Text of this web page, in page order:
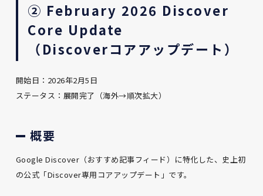
② February 2026 Discover
Core Update
（Discoverコアアップデート）
開始日：2026年2月5日
ステータス：展開完了（海外→順次拡大）
概要
Google Discover（おすすめ記事フィード）に特化した、史上初
の公式「Discover専用コアアップデート」です。